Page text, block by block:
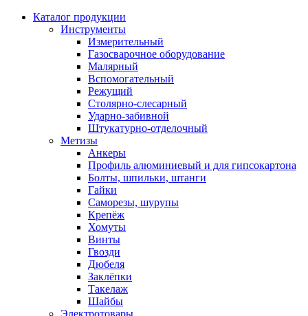
Каталог продукции
Инструменты
Измерительный
Газосварочное оборудование
Малярный
Вспомогательный
Режущий
Столярно-слесарный
Ударно-забивной
Штукатурно-отделочный
Метизы
Анкеры
Профиль алюминиевый и для гипсокартона
Болты, шпильки, штанги
Гайки
Саморезы, шурупы
Крепёж
Хомуты
Винты
Гвозди
Дюбеля
Заклёпки
Такелаж
Шайбы
Электротовары